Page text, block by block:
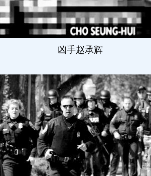
凶手赵承辉